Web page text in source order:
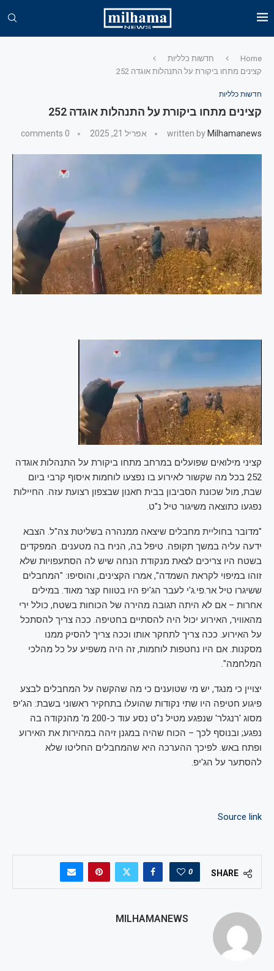
Home
חדשות כלליות
קצינים מתחו ביקורת על התנהלות אוגדה 252
חדשות כלליות
קצינים מתחו ביקורת על התנהלות אוגדה 252
written by Milhamanews אפריל 21, 2025 0 comments
קציני מילואים שפועלים במרחב מתחו ביקורת על התנהלות אוגדה
252 בכל מה שקשור לאירוע בו נפצעו לוחמות איסוף קרבי ביום
שבת, מול שכונת הסביבון בבית חאנון שבצפון רצועת עזה. החיילות
נפגעו כתוצאה משיגור טיל נ"ט.
"מדובר בחוליית מחבלים שיצאה ממנהרה בשליטת צה"ל. הצבא
ידעה עליה במשך תקופה. טיפל בה, הניח בה מטענים. המפקדים
בשטח היו צריכים לצאת מנקודת הנחה שיש לה הסתעפויות שלא
זוהו במיפוי לקראת השמדה", אמרו הקצינים, והוסיפו: "המחבלים
ששיגרו טיל אר.פי.ג'י לעבר הג'יפ היו בטווח קצר מאוד. במילים
אחרות – אם לא היתה תגובה מהירה של הכוחות בשטח, כולל ירי
מהאוויר, האירוע יכול היה להסתיים בחטיפה. ככה צריך להסתכל
על האירוע. ככה צריך לתחקר אותו וככה צריך להסיק ממנו
מסקנות. אם היו נחטפות לוחמות, זה היה משפיע על כל מהלכי
המלחמה".
יצויין כי מנגד, יש מי שטוענים כי מה שהקשה על המחבלים לבצע
פיגוע חטיפה היו שתי נקודות שהועלו בתחקיר ראשוני בשבת: הג'יפ
מסוג 'רנגלר' שנפגע מטיל נ"ט נסע עוד כ-200 מ' מהנקודה בה
נפגע; ובנוסף לכך – הכוח שהיה במגנן זיהה במהירות את האירוע
ופתח באש. לפיכך ההערכה היא שהמחבלים החליטו שלא
להסתער על הג'יפ.
Source link
SHARE
0
MILHAMANEWS